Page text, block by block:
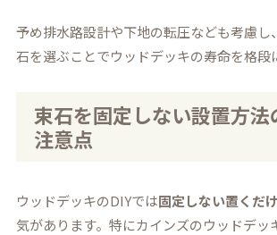
予め排水路設計や下地の転圧なども考慮し
石を選ぶことでウッドデッキの寿命を格段
束石を固定しない設置方法
注意点
ウッドデッキのDIYでは固定しない置くだ
気があります。特にカインズのウッドデッ